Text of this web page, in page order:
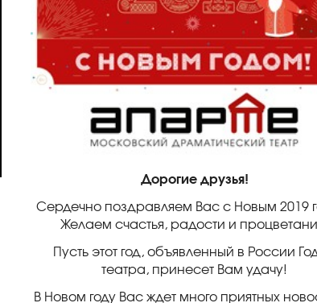
Дорогие друзья!
Сердечно поздравляем Вас с Новым 2019
Желаем счастья, радости и
Пусть этот год, объявленный в России
театра, принесет Вам удачу!
В Новом году Вас ждет много приятных